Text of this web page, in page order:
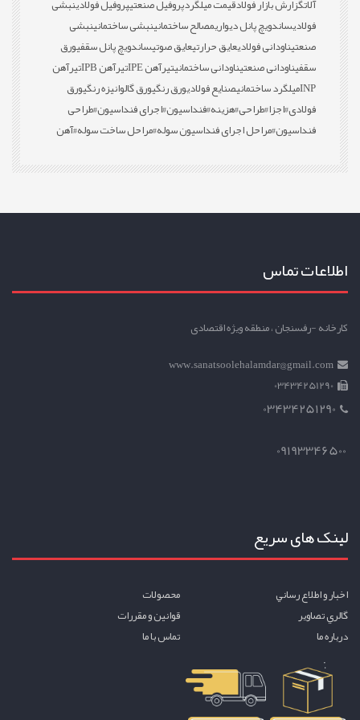
آلاتگزارش بازار فولادقیمت میلگردپروفیل صنعتیپروفیل فولادینبشی
فولادیساندویچ پانل دیواریمصالح ساختمانینبشی ساختمانینبشی
صنعتیناودانی فولادیعایق حرارتیعایق صوتیساندویچ پانل سقفیورق
سقفیناودانی صنعتیناودانی ساختمانیتیرآهن IPE تیرآهن IPB
تیرآهن
INPمیلگرد ساختمانیصنایع فولادیورق رنگیورق گالوانیزه رنگیورق
فولادی#اجزا#طراحی#هزینه#فنداسیون#اجرای فنداسیون#طراحی
فنداسیون#مراحل اجرای فنداسیون سوله#مراحل ساخت سوله#آهن
اطلاعات تماس
کارخانه -رفسنجان ، منطقه ویژه اقتصادی
www.sanatsoolehalamdar@gmail.com
03434251290
03434251290
09193346500
لینک های سریع
اخبار و اطلاع رساني
محصولات
گالري تصاوير
قوانين و مقررات
درباره ما
تماس با ما